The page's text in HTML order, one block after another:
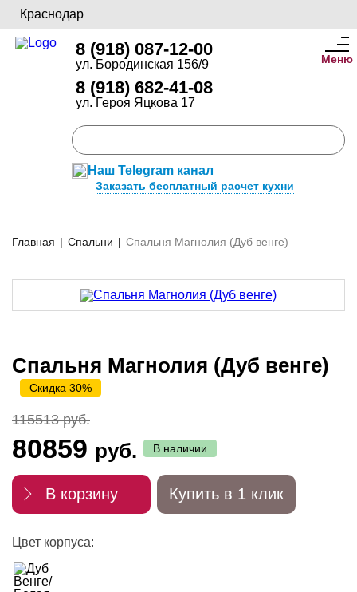
Краснодар
8 (918) 087-12-00
ул. Бородинская 156/9
8 (918) 682-41-08
ул. Героя Яцкова 17
Наш Telegram канал
Заказать бесплатный расчет кухни
Меню
Главная | Спальни | Спальня Магнолия (Дуб венге)
Спальня Магнолия (Дуб венге)
Скидка 30%
115513 руб.
80859 руб. В наличии
В корзину Купить в 1 клик
Цвет корпуса: